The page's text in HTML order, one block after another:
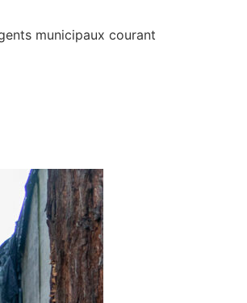
municipaux courant